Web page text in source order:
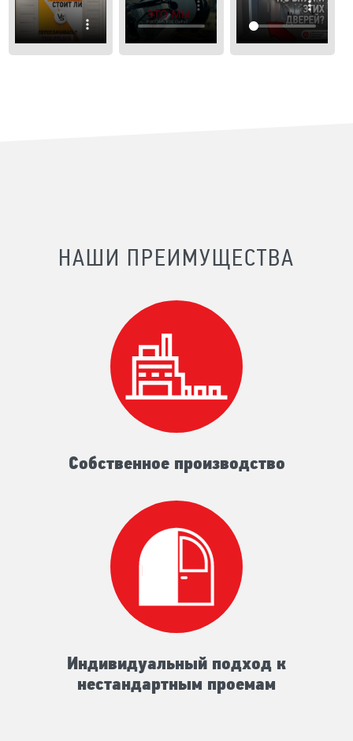
НАШИ ПРЕИМУЩЕСТВА
Собственное производство
Индивидуальный подход к
нестандартным проемам